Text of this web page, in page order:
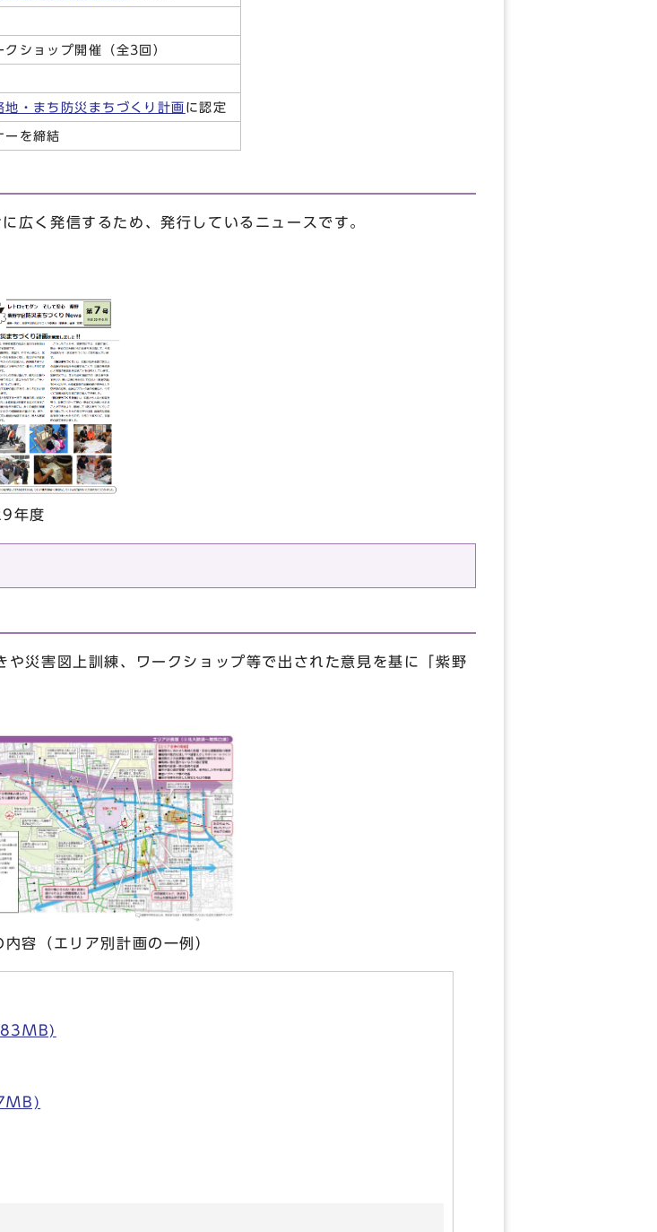
ショップ開催（全3回）
地・まち防災まちづくり計画に認定
ーを締結
広く発信するため、発行しているニュースです。
年度
災害図上訓練、ワークショップ等で出された意見を基に「紫野
内容（エリア別計画の一例）